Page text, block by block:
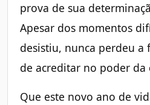
prova de sua
Apesar dos momentos
desistiu, nunca perdeu a
de acreditar no poder da
Que este novo ano de